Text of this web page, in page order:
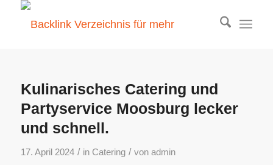
Kulinarisches Catering und
Partyservice Moosburg lecker
und schnell.
17. April 2024 / in Catering / von admin